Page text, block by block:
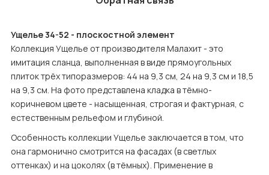
Ущелье 34-52 - плоскостной элемент
Коллекция Ущелье от производителя Малахит - это
имитация сланца, выполненная в виде прямоугольных
плиток трёх типоразмеров: 44 на 9,3 см, 24 на 9,3 см и 18,5
на 9,3 см. На фото представлена кладка в тёмно-
коричневом цвете - насыщенная, строгая и фактурная, с
естественным рельефом и глубиной.
Особенность коллекции Ущелье заключается в том, что
она гармонично смотрится на фасадах (в светлых
оттенках) и на цоколях (в тёмных). Применение в